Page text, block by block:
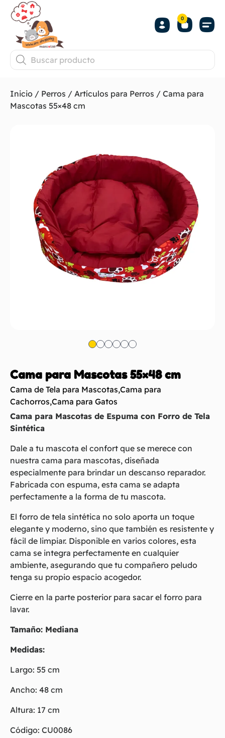
0
Inicio / Perros / Artículos para Perros / Cama para
Mascotas 55×48 cm
Cama para Mascotas 55×48 cm
Cama de Tela para Mascotas,Cama para
Cachorros,Cama para Gatos
Cama para Mascotas de Espuma con Forro de Tela
Sintética
Dale a tu mascota el confort que se merece con
nuestra cama para mascotas, diseñada
especialmente para brindar un descanso reparador.
Fabricada con espuma, esta cama se adapta
perfectamente a la forma de tu mascota.
El forro de tela sintética no solo aporta un toque
elegante y moderno, sino que también es resistente y
fácil de limpiar. Disponible en varios colores, esta
cama se integra perfectamente en cualquier
ambiente, asegurando que tu compañero peludo
tenga su propio espacio acogedor.
Cierre en la parte posterior para sacar el forro para
lavar.
Tamaño: Mediana
Medidas:
Largo: 55 cm
Ancho: 48 cm
Altura: 17 cm
Código: CU0086